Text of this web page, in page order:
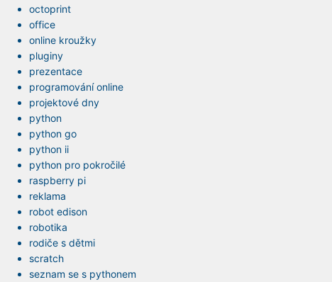
octoprint
office
online kroužky
pluginy
prezentace
programování online
projektové dny
python
python go
python ii
python pro pokročilé
raspberry pi
reklama
robot edison
robotika
rodiče s dětmi
scratch
seznam se s pythonem